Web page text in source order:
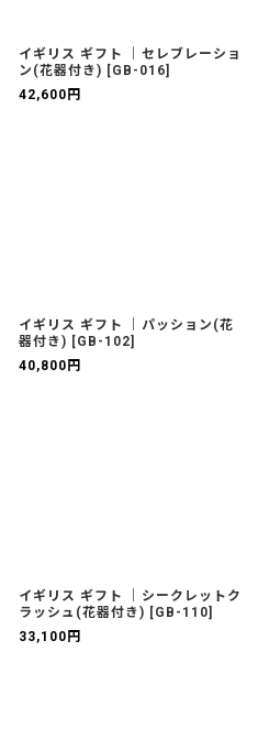
イギリス ギフト ｜セレブレーショ
ン(花器付き) [GB-016]
42,600 円
イギリス ギフト ｜パッション(花
器付き) [GB-102]
40,800 円
イギリス ギフト ｜シークレットク
ラッシュ(花器付き) [GB-110]
33,100 円